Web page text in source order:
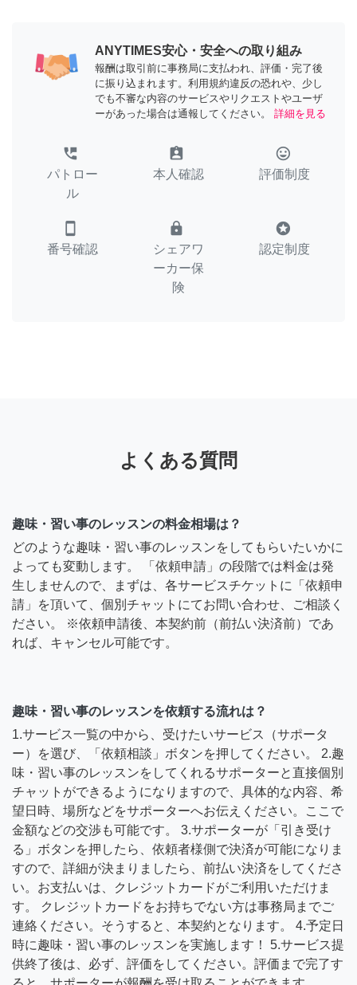
ANYTIMES安心・安全への取り組み
報酬は取引前に事務局に支払われ、評価・完了後
に振り込まれます。利用規約違反の恐れや、少し
でも不審な内容のサービスやリクエストやユーザ
ーがあった場合は通報してください。
詳細を見る
perm_phone_msg
パトロー
ル
assignment_ind
本人確認
tag_faces
評価制度
smartphone
番号確認
lock
シェアワ
ーカー保
険
stars
認定制度
よくある質問
趣味・習い事のレッスンの料金相場は？
どのような趣味・習い事のレッスンをしてもらいたいかに
よっても変動します。 「依頼申請」の段階では料金は発
生しませんので、まずは、各サービスチケットに「依頼申
請」を頂いて、個別チャットにてお問い合わせ、ご相談く
ださい。 ※依頼申請後、本契約前（前払い決済前）であ
れば、キャンセル可能です。
趣味・習い事のレッスンを依頼する流れは？
1.サービス一覧の中から、受けたいサービス（サポータ
ー）を選び、「依頼相談」ボタンを押してください。 2.趣
味・習い事のレッスンをしてくれるサポーターと直接個別
チャットができるようになりますので、具体的な内容、希
望日時、場所などをサポーターへお伝えください。ここで
金額などの交渉も可能です。 3.サポーターが「引き受け
る」ボタンを押したら、依頼者様側で決済が可能になりま
すので、詳細が決まりましたら、前払い決済をしてくださ
い。お支払いは、クレジットカードがご利用いただけま
す。 クレジットカードをお持ちでない方は事務局までご
連絡ください。そうすると、本契約となります。 4.予定日
時に趣味・習い事のレッスンを実施します！ 5.サービス提
供終了後は、必ず、評価をしてください。評価まで完了す